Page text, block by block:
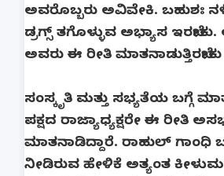
ಅವರೊಬ್ಬರು ಅವಿವೇಕಿ. ಬಹುಶಃ
ಡ್ರಗ್ಸ್ ತಗೊಳ್ಳುವ ಅಭ್ಯಾಸ
ಅವರು ಈ ರೀತಿ
ಸಂಸ್ಕೃತಿ ಮತ್ತು ಸಭ್ಯತೆಯ ಬಗ್ಗೆ
ಪಕ್ಷದ ರಾಜ್ಯಾಧ್ಯಕ್ಷರೇ ಈ ರೀತಿ
ಮಾತನಾಡಿದ್ದಾರೆ. ರಾಹುಲ್ ಗಾಂಧಿ
ನೀಡಿರುವ ಹೇಳಿಕೆ ಅತ್ಯಂತ